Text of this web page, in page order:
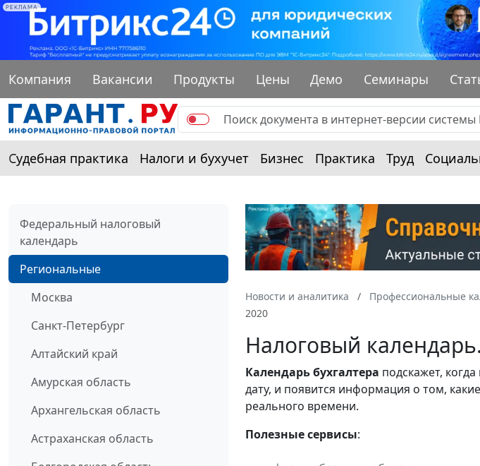
РЕКЛАМА
Компания Вакансии Продукты Цены Демо Семинары
Судебная практика Налоги и бухучет Бизнес Практика Труд
Федеральный налоговый
календарь
Региональные
Москва
Санкт-Петербург
Алтайский край
Амурская область
Архангельская область
Астраханская область
Новости и аналитика Профессиональные
2020
Налоговый
Календарьбухгалтера подскажет,
дату, и появится информация о том,
реального времени.
Полезные сервисы: